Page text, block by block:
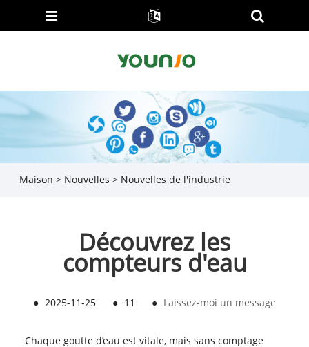
Maison > Nouvelles > Nouvelles de l'industrie
Découvrez les
compteurs d'eau
● 2025-11-25 ● 11 ● Laissez-moi un message
Chaque goutte d’eau est vitale, mais sans comptage